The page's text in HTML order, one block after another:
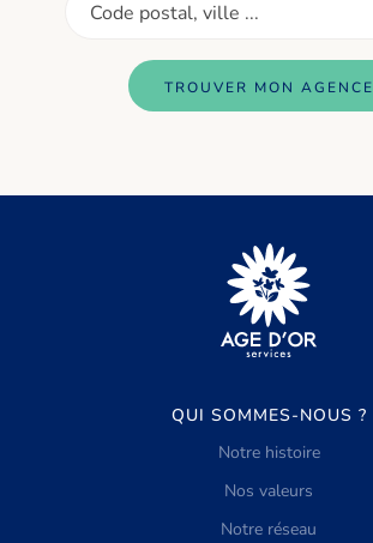
TROUVER MON AGENCE
QUI SOMMES-NOUS ?
Notre histoire
Nos valeurs
Notre réseau